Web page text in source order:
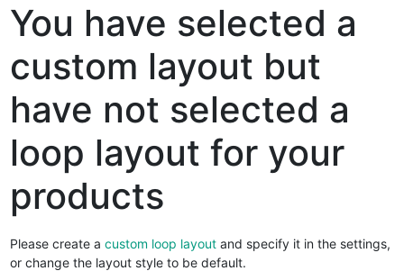
You have selected a
custom layout but
have not selected a
loop layout for your
products
Please create acustom loop layout and specify it in the settings,
or change the layout style to be default.